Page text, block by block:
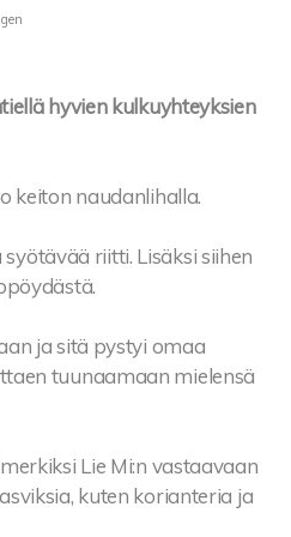
hyvien kulkuyhteyksien
keiton naudanlihalla.
riitti. Lisäksi siihen
ja sitä pystyi omaa
tuunaamaan mielensä
Lie Mi:n vastaavaan
kuten korianteria ja